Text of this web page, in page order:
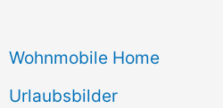
h
e
Wohnmobile Home
Urlaubsbilder